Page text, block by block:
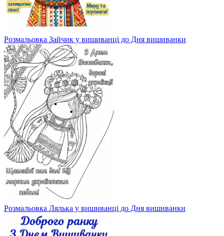
Розмальовка Зайчик у вишиванці до Дня вишиванки
Розмальовка Лялька у вишиванці до Дня вишиванки